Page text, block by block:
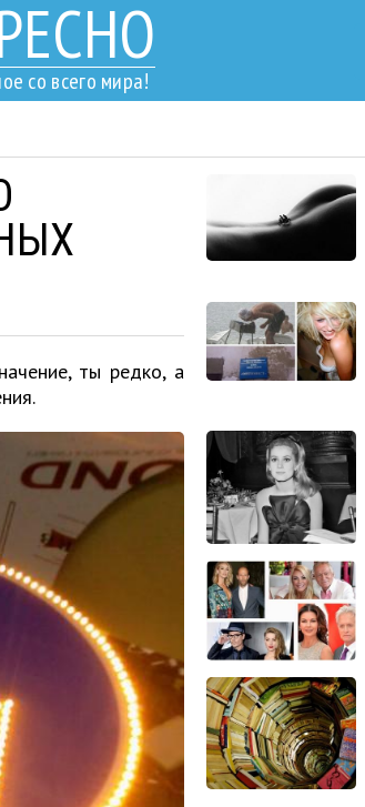
со всего мира!
ты редко, а